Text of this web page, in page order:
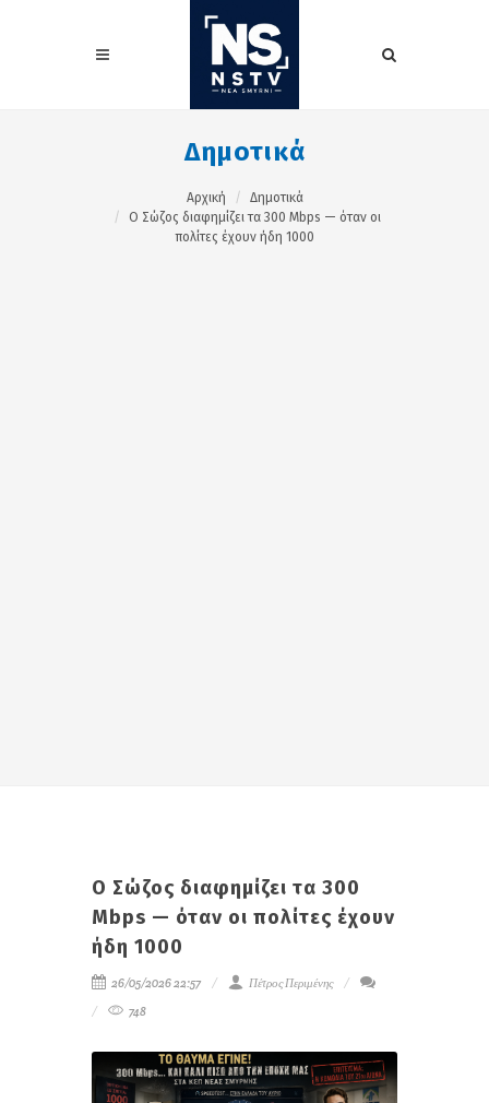
Δημοτικά
Αρχική
Δημοτικά
Ο Σώζος διαφημίζει τα 300 Mbps — όταν οι
πολίτες έχουν ήδη 1000
Ο Σώζος διαφημίζει τα 300
Mbps — όταν οι πολίτες έχουν
ήδη 1000
26/05/2026 22:57
Πέτρος Περιμένης
748